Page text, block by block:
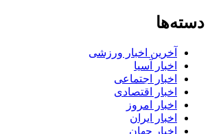
دسته‌ها
آخرین اخبار ورزشی
اخبار آسیا
اخبار اجتماعی
اخبار اقتصادی
اخبار امروز
اخبار ایران
اخبار جهان